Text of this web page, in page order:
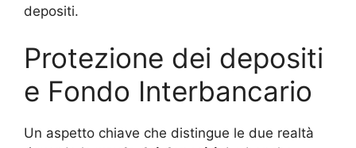
depositi.
Protezione dei depositi
e Fondo Interbancario
Un aspetto chiave che distingue le due realtà